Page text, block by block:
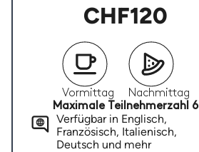
CHF120
Vormittag
Nachmittag
Maximale Teilnehmerzahl 6
Verfügbar in Englisch,
Französisch, Italienisch,
Deutsch und mehr